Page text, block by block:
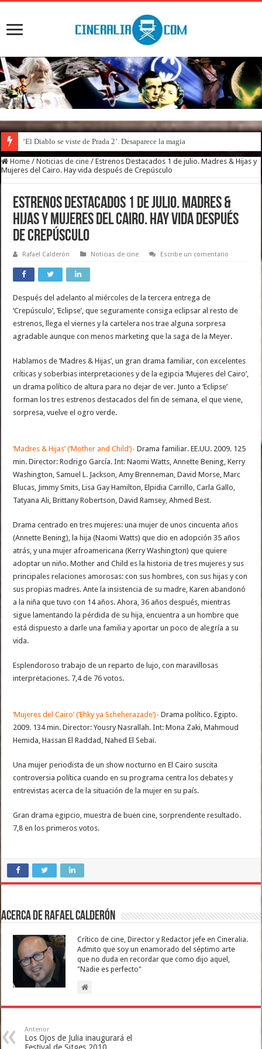
‘El Diablo se viste de Prada 2’. Desaparece la magia
Home / Noticias de cine / Estrenos Destacados 1 de julio. Madres & Hijas y
Mujeres del Cairo. Hay vida después de Crepúsculo
Estrenos Destacados 1 de julio. Madres &
Hijas y Mujeres del Cairo. Hay vida después
de Crepúsculo
Rafael Calderón Noticias de cine Escribe un comentario
Después del adelanto al miércoles de la tercera entrega de
‘Crepúsculo’, ‘Eclipse’, que seguramente consiga eclipsar al resto de
estrenos, llega el viernes y la cartelera nos trae alguna sorpresa
agradable aunque con menos marketing que la saga de la Meyer.
Hablamos de ‘Madres & Hijas’, un gran drama familiar, con excelentes
críticas y soberbias interpretaciones y de la egipcia ‘Mujeres del Cairo’,
un drama político de altura para no dejar de ver. Junto a ‘Eclipse’
forman los tres estrenos destacados del fin de semana, el que viene,
sorpresa, vuelve el ogro verde.
‘Madres & Hijas’ (‘Mother and Child’)-Drama familiar. EE.UU. 2009. 125
min. Director: Rodrigo García. Int: Naomi Watts, Annette Bening, Kerry
Washington, Samuel L. Jackson, Amy Brenneman, David Morse, Marc
Blucas, Jimmy Smits, Lisa Gay Hamilton, Elpidia Carrillo, Carla Gallo,
Tatyana Ali, Brittany Robertson, David Ramsey, Ahmed Best.
Drama centrado en tres mujeres: una mujer de unos cincuenta años
(Annette Bening), la hija (Naomi Watts) que dio en adopción 35 años
atrás, y una mujer afroamericana (Kerry Washington) que quiere
adoptar un niño. Mother and Child es la historia de tres mujeres y sus
principales relaciones amorosas: con sus hombres, con sus hijas y con
sus propias madres. Ante la insistencia de su madre, Karen abandonó
a la niña que tuvo con 14 años. Ahora, 36 años después, mientras
sigue lamentando la pérdida de su hija, encuentra a un hombre que
está dispuesto a darle una familia y aportar un poco de alegría a su
vida.
Esplendoroso trabajo de un reparto de lujo, con maravillosas
interpretaciones. 7,4 de 76 votos.
‘Mujeres del Cairo’ (‘Ehky ya Scheherazade’)- Drama político. Egipto.
2009. 134 min. Director: Yousry Nasrallah. Int: Mona Zaki, Mahmoud
Hemida, Hassan El Raddad, Nahed El Sebaï.
Una mujer periodista de un show nocturno en El Cairo suscita
controversia política cuando en su programa centra los debates y
entrevistas acerca de la situación de la mujer en su país.
Gran drama egipcio, muestra de buen cine, sorprendente resultado.
7,8 en los primeros votos.
Acerca de Rafael Calderón
Crítico de cine, Director y Redactor jefe en Cineralia.
Admito que soy un enamorado del séptimo arte
que no duda en recordar que como dijo aquel,
"Nadie es perfecto"
Anterior
Los Ojos de Julia inaugurará el